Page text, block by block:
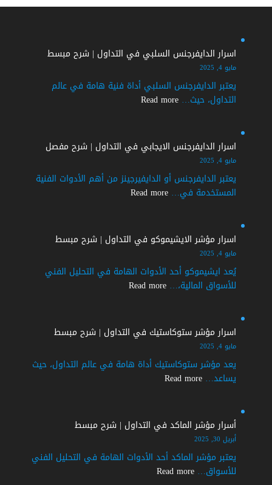
اسرار الدايفرجنس السلبي في التداول | شرح مبسط
مايو 4, 2025
يعتبر الدايفرجنس السلبي أداة فنية هامة في عالم
التداول، حيث… Read more
:
السلبي
في
|
شرح
اسرار الدايفرجنس الايجابي في التداول | شرح مفصل
مايو 4, 2025
يعتبر الدايفرجنس أو الدايفيرجينز من أهم الأدوات الفنية
المستخدمة في… Read more
:
الايجابي
|
شرح
اسرار مؤشر الايشيموكو في التداول | شرح مبسط
مايو 4, 2025
يُعد ايشيموكو أحد الأدوات الهامة في التحليل الفني
للأسواق المالية،… Read more
:
الايشيموكو
|
اسرار مؤشر ستوكاستيك في التداول | شرح مبسط
مايو 4, 2025
يعد مؤشر ستوكاستيك أداة هامة في عالم التداول، حيث
يساعد… Read more
:
ستوكاستيك
في
|
شرح
أسرار مؤشر الماكد في التداول | شرح مبسط
أبريل 30, 2025
يعتبر مؤشر الماكد أحد الأدوات الهامة في التحليل الفني
للأسواق… Read more
: